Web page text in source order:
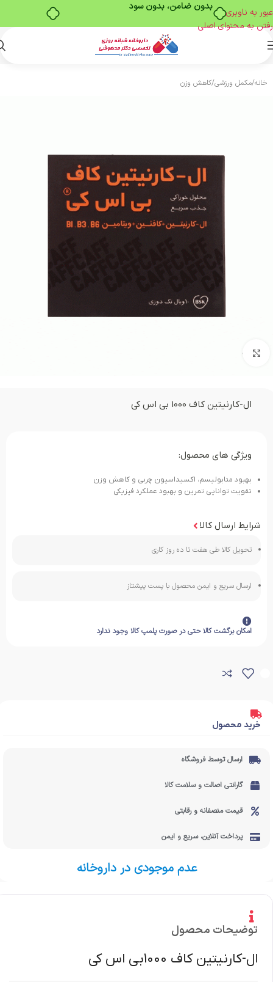
بدون ضامن، بدون سود
عبور به ناوبری
رفتن به محتوای اصلی
خانه/مکمل ورزشی/کاهش وزن
بزرگنمایی تصویر
ال-کارنیتین کاف 1000 بی اس کی
ویژگی های محصول:
بهبود متابولیسم، اکسیداسیون چربی و کاهش وزن
تقویت توانایی تمرین و بهبود عملکرد فیزیکی
شرایط ارسال کالا
تحویل کالا طی هفت تا ده روز کاری
ارسال سریع و ایمن محصول با پست پیشتاز
امکان برگشت کالا حتی در صورت پلمپ کالا وجود ندارد
خرید محصول
ارسال توسط فروشگاه
گارانتی اصالت و سلامت کالا
قیمت منصفانه و رقابتی
پرداخت آنلاین، سریع و ایمن
عدم موجودی در داروخانه
توضیحات محصول
ال-کارنیتین کاف 1000بی اس کی